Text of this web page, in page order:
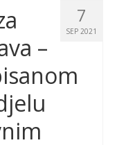
7
SEP 2021
–